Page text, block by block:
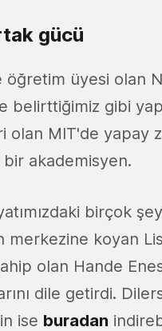
gücü
öğretim üyesi olan
belirttiğimiz gibi
olan MIT'de yapay
bir akademisyen.
birçok
merkezine koyan
olan Hande
dile getirdi.
ise buradan